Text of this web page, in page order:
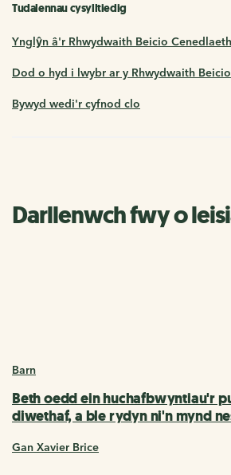
Tudalennau cysylltiedig
Ynglŷn â'r Rhwydwaith Beicio
Dod o hyd i lwybr ar y Rhwydwaith
Bywyd wedi'r cyfnod clo
Darllenwch fwy o
Barn
Beth oedd ein huchafbwyntiau'r
diwethaf, a ble rydyn ni'n mynd
Gan Xavier Brice